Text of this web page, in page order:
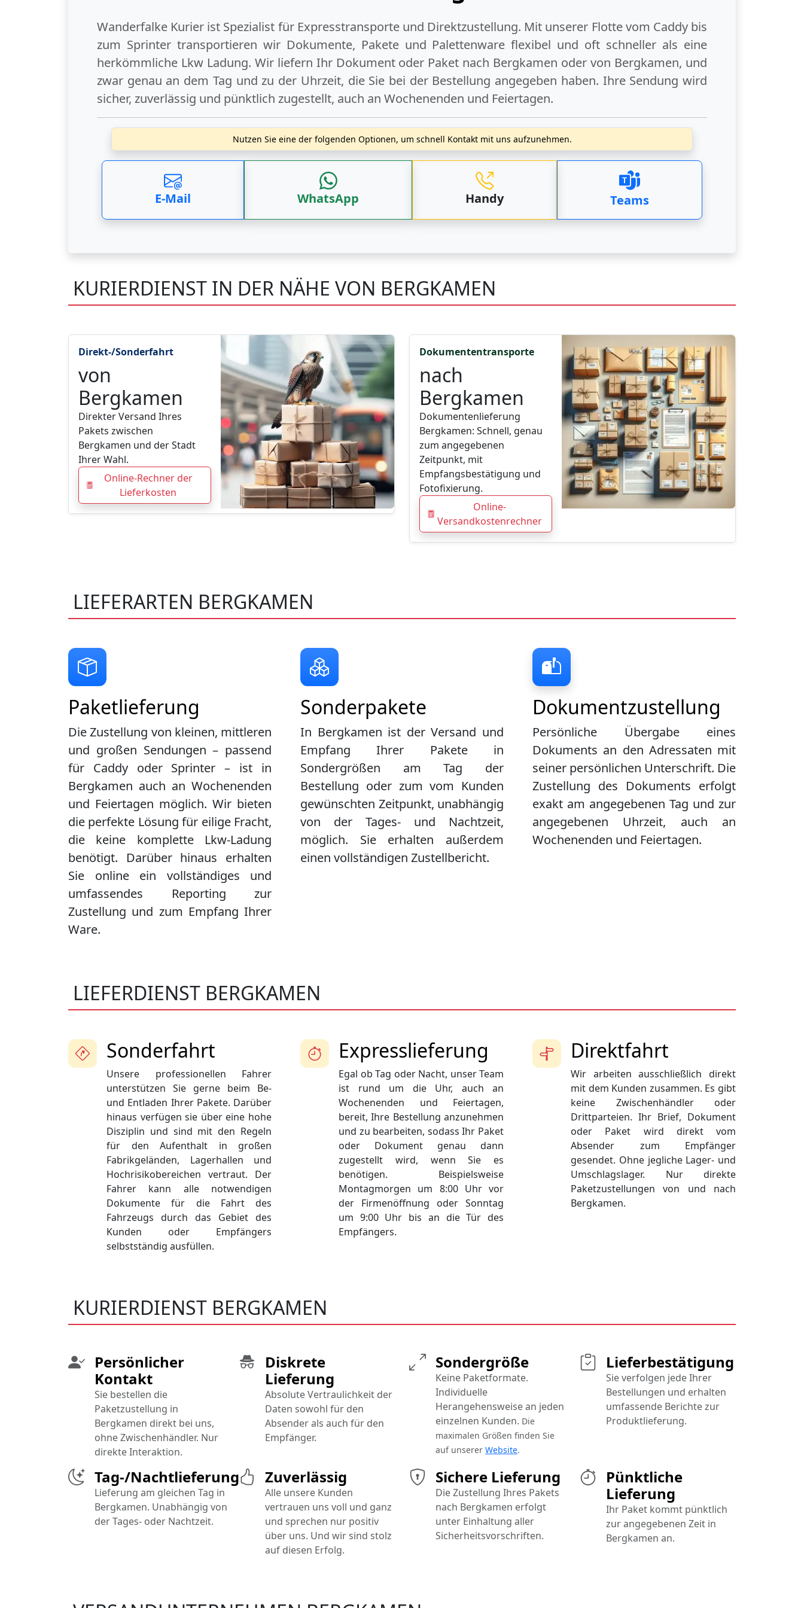
Wanderfalke Kurier ist Spezialist für Expresstransporte und Direktzustellung. Mit unserer Flotte vom Caddy bis
zum Sprinter transportieren wir Dokumente, Pakete und Palettenware flexibel und oft schneller als eine
herkömmliche Lkw Ladung. Wir liefern Ihr Dokument oder Paket nach Bergkamen odervon Bergkamen, und
zwar genau an dem Tag und zu der Uhrzeit, die Sie bei der Bestellung angegeben haben. Ihre Sendung wird
sicher, zuverlässig und pünktlich zugestellt, auch an Wochenenden und Feiertagen.
Nutzen Sie eine der folgenden Optionen, um schnell Kontakt mit uns aufzunehmen.
E-Mail WhatsApp Handy Teams
KURIERDIENST IN DER NÄHE VON BERGKAMEN
Direkt-/Sonderfahrt
von
Bergkamen
Direkter Versand Ihres
Pakets zwischen
Bergkamen und der Stadt
Ihrer Wahl.
Online-Rechner der
Lieferkosten
Dokumententransporte
nach
Bergkamen
Dokumentenlieferung
Bergkamen: Schnell, genau
zum angegebenen
Zeitpunkt, mit
Empfangsbestätigung und
Fotofixierung.
Online-
Versandkostenrechner
LIEFERARTEN BERGKAMEN
Dokumentzustellung
Persönliche Übergabe eines
Dokuments an den Adressaten mit
seiner persönlichen Unterschrift. Die
Zustellung des Dokuments erfolgt
exakt am angegebenen Tag und zur
angegebenen Uhrzeit, auch an
Wochenenden und Feiertagen.
Paketlieferung
Die Zustellung von kleinen, mittleren
und großen Sendungen – passend
für Caddy oder Sprinter – ist in
Bergkamen auch an Wochenenden
und Feiertagen möglich. Wir bieten
die perfekte Lösung für eilige Fracht,
die keine komplette Lkw-Ladung
benötigt. Darüber hinaus erhalten
Sie online ein vollständiges und
umfassendes Reporting zur
Zustellung und zum Empfang Ihrer
Ware.
Sonderpakete
In Bergkamen ist der Versand und
Empfang Ihrer Pakete in
Sondergrößen am Tag der
Bestellung oder zum vom Kunden
gewünschten Zeitpunkt, unabhängig
von der Tages- und Nachtzeit,
möglich. Sie erhalten außerdem
einen vollständigen Zustellbericht.
LIEFERDIENST BERGKAMEN
Sonderfahrt
Unsere professionellen Fahrer
unterstützen Sie gerne beim Be-
und Entladen Ihrer Pakete. Darüber
hinaus verfügen sie über eine hohe
Disziplin und sind mit den Regeln
für den Aufenthalt in großen
Fabrikgeländen, Lagerhallen und
Hochrisikobereichen vertraut. Der
Fahrer kann alle notwendigen
Dokumente für die Fahrt des
Fahrzeugs durch das Gebiet des
Kunden oder Empfängers
selbstständig ausfüllen.
Direktfahrt
Wir arbeiten ausschließlich direkt
mit dem Kunden zusammen. Es gibt
keine Zwischenhändler oder
Drittparteien. Ihr Brief, Dokument
oder Paket wird direkt vom
Absender zum Empfänger
gesendet. Ohne jegliche Lager- und
Umschlagslager. Nur direkte
Paketzustellungen von und nach
Bergkamen.
Expresslieferung
Egal ob Tag oder Nacht, unser Team
ist rund um die Uhr, auch an
Wochenenden und Feiertagen,
bereit, Ihre Bestellung anzunehmen
und zu bearbeiten, sodass Ihr Paket
oder Dokument genau dann
zugestellt wird, wenn Sie es
benötigen. Beispielsweise
Montagmorgen um 8:00 Uhr vor
der Firmenöffnung oder Sonntag
um 9:00 Uhr bis an die Tür des
Empfängers.
KURIERDIENST BERGKAMEN
Pünktliche
Lieferung
Ihr Paket kommt pünktlich
zur angegebenen Zeit in
Bergkamen an.
Sichere Lieferung
Die Zustellung Ihres Pakets
nach Bergkamen erfolgt
unter Einhaltung aller
Sicherheitsvorschriften.
Diskrete
Lieferung
Absolute Vertraulichkeit der
Daten sowohl für den
Absender als auch für den
Empfänger.
Tag-/Nachtlieferung
Lieferung am gleichen Tag in
Bergkamen. Unabhängig von
der Tages- oder Nachtzeit.
Persönlicher
Kontakt
Sie bestellen die
Paketzustellung in
Bergkamen direkt bei uns,
ohne Zwischenhändler. Nur
direkte Interaktion.
Sondergröße
Keine Paketformate.
Individuelle
Herangehensweise an jeden
einzelnen Kunden. Die
maximalen Größen finden Sie
auf unserer Website.
Lieferbestätigung
Sie verfolgen jede Ihrer
Bestellungen und erhalten
umfassende Berichte zur
Produktlieferung.
Zuverlässig
Alle unsere Kunden
vertrauen uns voll und ganz
und sprechen nur positiv
über uns. Und wir sind stolz
auf diesen Erfolg.